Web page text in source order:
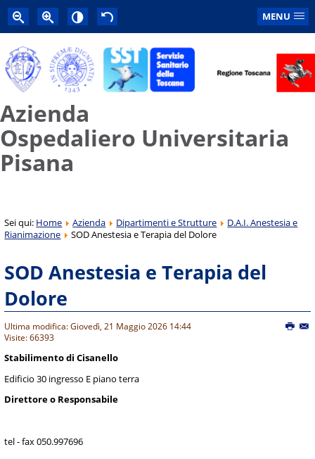
MENU
Azienda
Ospedaliero Universitaria
Pisana
Sei qui: Home Azienda Dipartimenti e Strutture
D.A.I. Anestesia e
Rianimazione
SOD Anestesia e Terapia del Dolore
SOD Anestesia e Terapia del
Dolore
Ultima modifica: Giovedì, 21 Maggio 2026 14:44
Visite: 66393
Stabilimento di Cisanello
Edificio 30 ingresso E piano terra
Direttore o Responsabile
tel - fax 050.997696